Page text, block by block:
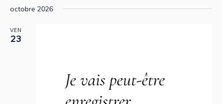
et
date.
octobre 2026
VEN
23